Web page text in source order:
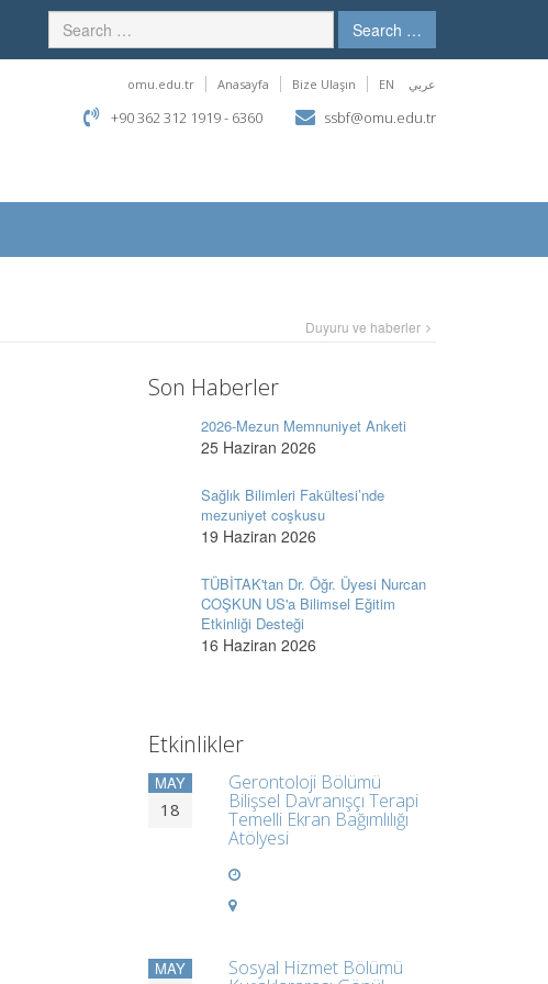
Search …
omu.edu.tr Anasayfa Bize Ulaşın EN عربي
+90 362 312 1919 - 6360 ssbf@omu.edu.tr
Duyuru ve haberler
Son Haberler
2026-Mezun Memnuniyet Anketi
25 Haziran 2026
Sağlık Bilimleri Fakültesi’nde
mezuniyet coşkusu
19 Haziran 2026
TÜBİTAK'tan Dr. Öğr. Üyesi Nurcan
COŞKUN US'a Bilimsel Eğitim
Etkinliği Desteği
16 Haziran 2026
Etkinlikler
MAY
18
Gerontoloji Bölümü
Bilişsel Davranışçı Terapi
Temelli Ekran Bağımlılığı
Atölyesi
MAY Sosyal Hizmet Bölümü